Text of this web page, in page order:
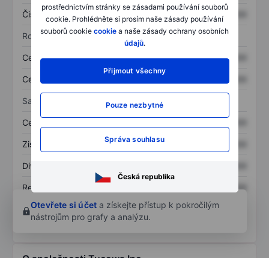
prostřednictvím stránky se zásadami používání souborů
cookie. Prohlédněte si prosím naše zásady používání
souborů cookie cookie a naše zásady ochrany osobních
údajů.
Přijmout všechny
Pouze nezbytné
Správa souhlasu
Česká republika
Čistý příjem XXXXXXX XXXXXXX
Rozvaha
Celková aktiva XXXXXXX XXXXXXX
Celkový dluh
Sazby
Cena/tržby
Zisk na akcii XXXXXXX
Dividenda na akcii
Rentabilita kapitálu
XXXXXXX
Otevřete si účet a získejte přístup k pokročilým
nástrojům pro grafy a analýzu.